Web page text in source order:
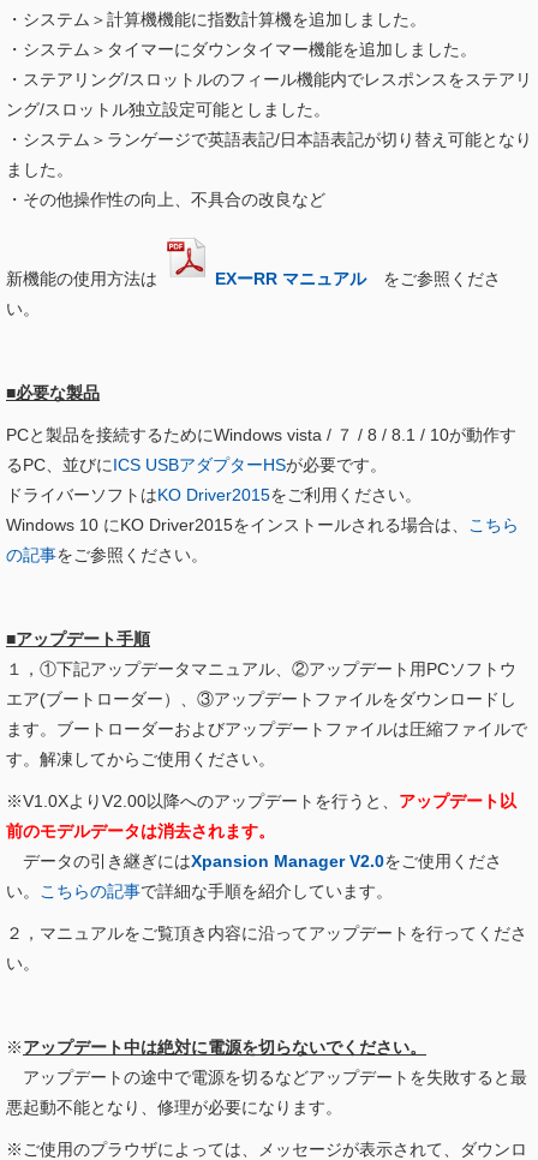
・システム＞計算機機能に指数計算機を追加しました。
・システム＞タイマーにダウンタイマー機能を追加しました。
・ステアリング/スロットルのフィール機能内でレスポンスをステアリ
ング/スロットル独立設定可能としました。
・システム＞ランゲージで英語表記/日本語表記が切り替え可能となり
ました。
・その他操作性の向上、不具合の改良など
新機能の使用方法は EXーRR マニュアルをご参照くださ
い。
■必要な製品
PCと製品を接続するためにWindows vista / ７ / 8 / 8.1 / 10が動作す
るPC、並びにICS USBアダプターHSが必要です。
ドライバーソフトはKO Driver2015をご利用ください。
Windows 10 にKO Driver2015をインストールされる場合は、
こちら
の記事をご参照ください。
■アップデート手順
１，①下記アップデータマニュアル、②アップデート用PCソフトウ
エア(ブートローダー）、③アップデートファイルをダウンロードし
ます。ブートローダーおよびアップデートファイルは圧縮ファイルで
す。解凍してからご使用ください。
※V1.0XよりV2.00以降へのアップデートを行うと、 アップデート以
前のモデルデータは消去されます。
データの引き継ぎにはXpansion Manager V2.0をご使用くださ
い。
こちらの記事で詳細な手順を紹介しています。
２，マニュアルをご覧頂き内容に沿ってアップデートを行ってくださ
い。
※アップデート中は絶対に電源を切らないでください。
アップデートの途中で電源を切るなどアップデートを失敗すると最
悪起動不能となり、修理が必要になります。
※ご使用のプラウザによっては、メッセージが表示されて、ダウンロ